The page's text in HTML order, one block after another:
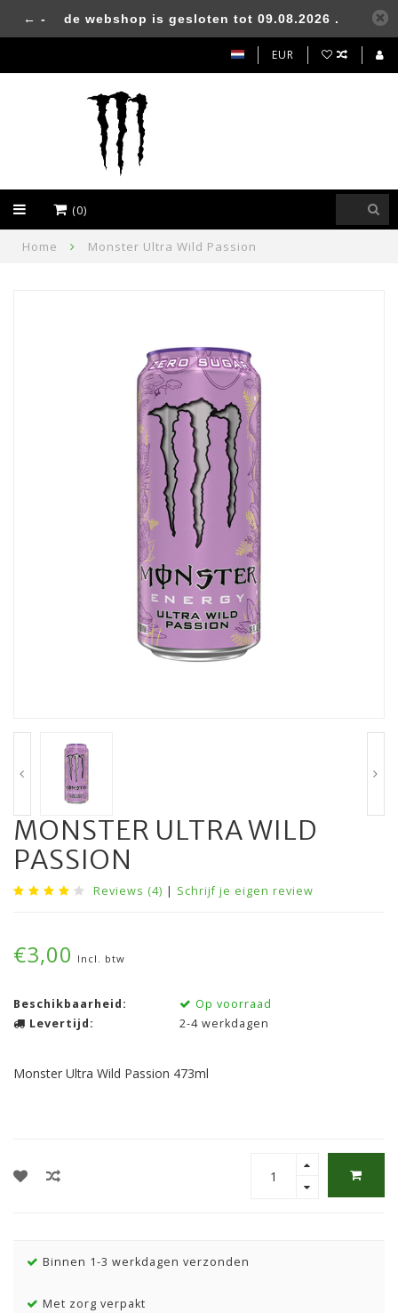
EUR
(0)
Home Monster Ultra Wild Passion
MONSTER ULTRA WILD
PASSION
Reviews (4) | Schrijf je eigen review
€3,00 Incl. btw
Beschikbaarheid:
Op voorraad
Levertijd:
2-4 werkdagen
Monster Ultra Wild Passion 473ml
Binnen 1-3 werkdagen verzonden
Met zorg verpakt
← - de webshop is gesloten tot 09.08.2026 .